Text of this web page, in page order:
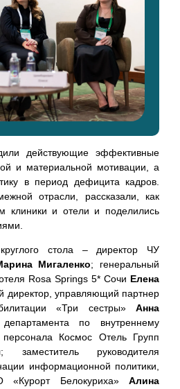
действующие эффективные
и материальной мотивации, а
в период дефицита кадров.
отрасли, рассказали, как
клиники и отели и поделились
стола – директор ЧУ
Мигаленко; генеральный
Rosa Springs 5* Сочи Елена
директор, управляющий партнер
«Три сестры» Анна
по внутреннему
Космос Отель Групп
; заместитель руководителя
информационной политики,
«Курорт Белокуриха» Алина